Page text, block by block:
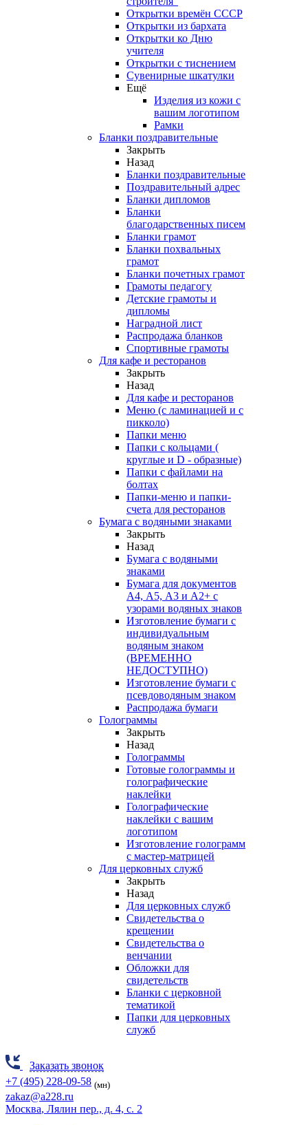
Открытки времён СССР
Открытки из бархата
Открытки ко Дню
учителя
Открытки с тиснением
Сувенирные шкатулки
Ещё
Изделия из кожи с
вашим логотипом
Рамки
Бланки поздравительные
Закрыть
Назад
Бланки поздравительные
Поздравительный адрес
Бланки дипломов
Бланки
благодарственных писем
Бланки грамот
Бланки похвальных
грамот
Бланки почетных грамот
Грамоты педагогу
Детские грамоты и
дипломы
Наградной лист
Распродажа бланков
Спортивные грамоты
Для кафе и ресторанов
Закрыть
Назад
Для кафе и ресторанов
Меню (с ламинацией и с
пикколо)
Папки меню
Папки с кольцами (
круглые и D - образные)
Папки с файлами на
болтах
Папки-меню и папки-
счета для ресторанов
Бумага с водяными знаками
Закрыть
Назад
Бумага с водяными
знаками
Бумага для документов
А4, А5, А3 и А2+ с
узорами водяных знаков
Изготовление бумаги с
индивидуальным
водяным знаком
(ВРЕМЕННО
НЕДОСТУПНО)
Изготовление бумаги с
псевдоводяным знаком
Распродажа бумаги
Голограммы
Закрыть
Назад
Голограммы
Готовые голограммы и
голографические
наклейки
Голографические
наклейки с вашим
логотипом
Изготовление голограмм
с мастер-матрицей
Для церковных служб
Закрыть
Назад
Для церковных служб
Свидетельства о
крещении
Свидетельства о
венчании
Обложки для
свидетельств
Бланки с церковной
тематикой
Папки для церковных
служб
Заказать звонок
+7 (495) 228-09-58 (мн)
zakaz@a228.ru
Москва, Лялин пер., д. 4, с. 2